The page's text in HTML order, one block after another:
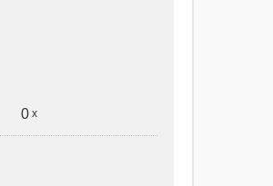
0 x